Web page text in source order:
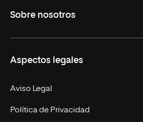
Másteres Oficiales
Doctorados
Experto Universitario
Postgrados
Sobre nosotros
Facultades
Nuestro Equipo
Trabaja en UNIR
Aspectos legales
Aviso Legal
Política de Privacidad